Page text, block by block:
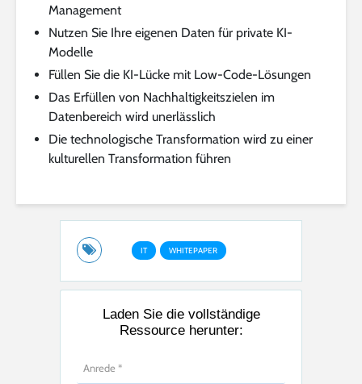
Management
Nutzen Sie Ihre eigenen Daten für private KI-
Modelle
Füllen Sie die KI-Lücke mit Low-Code-Lösungen
Das Erfüllen von Nachhaltigkeitszielen im
Datenbereich wird unerlässlich
Die technologische Transformation wird zu einer
kulturellen Transformation führen
IT WHITEPAPER
Laden Sie die vollständige
Ressource herunter: